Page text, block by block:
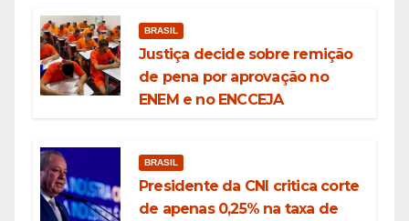
BRASIL
Justiça decide sobre remição
de pena por aprovação no
ENEM e no ENCCEJA
BRASIL
Presidente da CNI critica corte
de apenas 0,25% na taxa de